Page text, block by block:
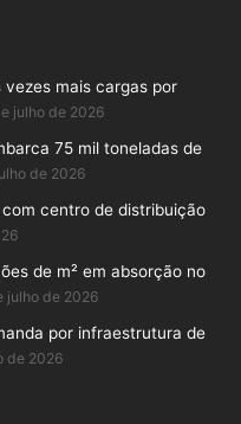
vezes mais cargas por
julho de 2026
75 mil toneladas de
de 2026
centro de distribuição
de m² em absorção no
julho de 2026
por infraestrutura de
de 2026